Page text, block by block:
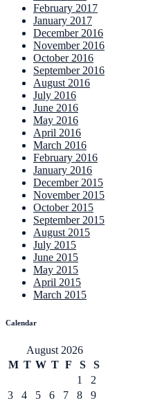
February 2017
January 2017
December 2016
November 2016
October 2016
September 2016
August 2016
July 2016
June 2016
May 2016
April 2016
March 2016
February 2016
January 2016
December 2015
November 2015
October 2015
September 2015
August 2015
July 2015
June 2015
May 2015
April 2015
March 2015
Calendar
August 2026
M T W T F S
S
1
2
3
4 5 6 7 8
9